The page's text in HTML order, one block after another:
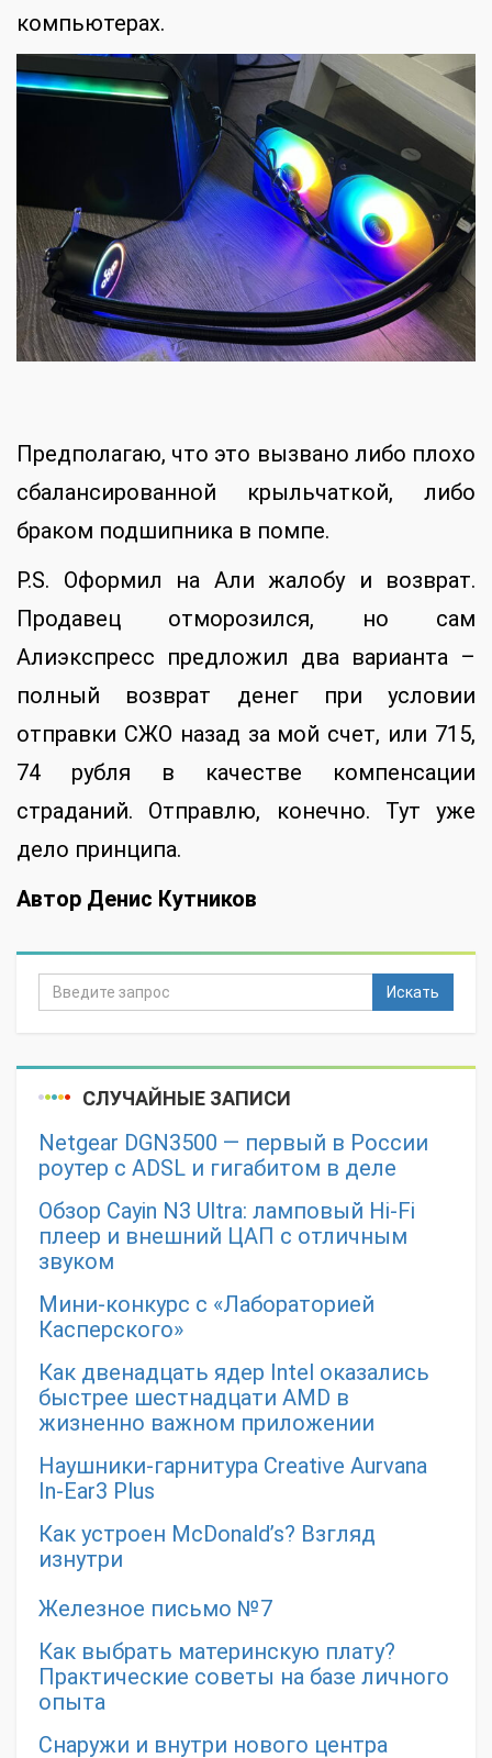
компьютерах.
Предполагаю, что это вызвано либо плохо
сбалансированной крыльчаткой, либо
браком подшипника в помпе.
P.S. Оформил на Али жалобу и возврат.
Продавец отморозился, но сам
Алиэкспресс предложил два варианта –
полный возврат денег при условии
отправки СЖО назад за мой счет, или 715,
74 рубля в качестве компенсации
страданий. Отправлю, конечно. Тут уже
дело принципа.
Автор Денис Кутников
Искать
СЛУЧАЙНЫЕ ЗАПИСИ
Netgear DGN3500 — первый в России
роутер с ADSL и гигабитом в деле
Обзор Cayin N3 Ultra: ламповый Hi-Fi
плеер и внешний ЦАП с отличным
звуком
Мини-конкурс с «Лабораторией
Касперского»
Как двенадцать ядер Intel оказались
быстрее шестнадцати AMD в
жизненно важном приложении
Наушники-гарнитура Creative Aurvana
In-Ear3 Plus
Как устроен McDonald’s? Взгляд
изнутри
Железное письмо №7
Как выбрать материнскую плату?
Практические советы на базе личного
опыта
Снаружи и внутри нового центра